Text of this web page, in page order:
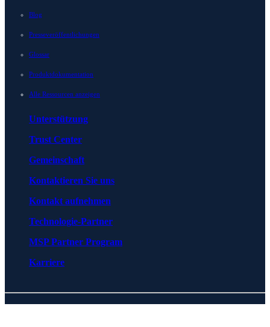
Blog
Presseveröffentlichungen
Glossar
Produktdokumentation
Alle Ressourcen anzeigen
Unterstützung
Trust Center
Gemeinschaft
Kontaktieren Sie uns
Kontakt aufnehmen
Technologie-Partner
MSP Partner Program
Karriere